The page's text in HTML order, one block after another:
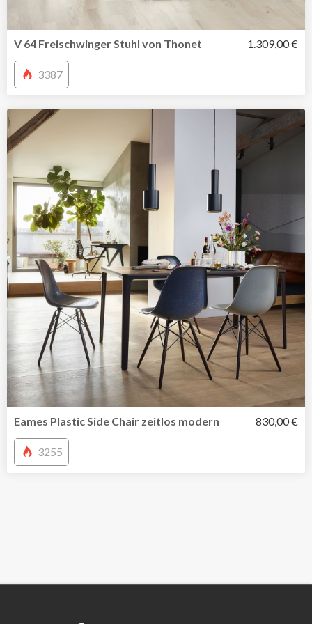
V 64 Freischwinger Stuhl von Thonet 1.309,00 €
3387
Eames Plastic Side Chair zeitlos modern 830,00 €
3255